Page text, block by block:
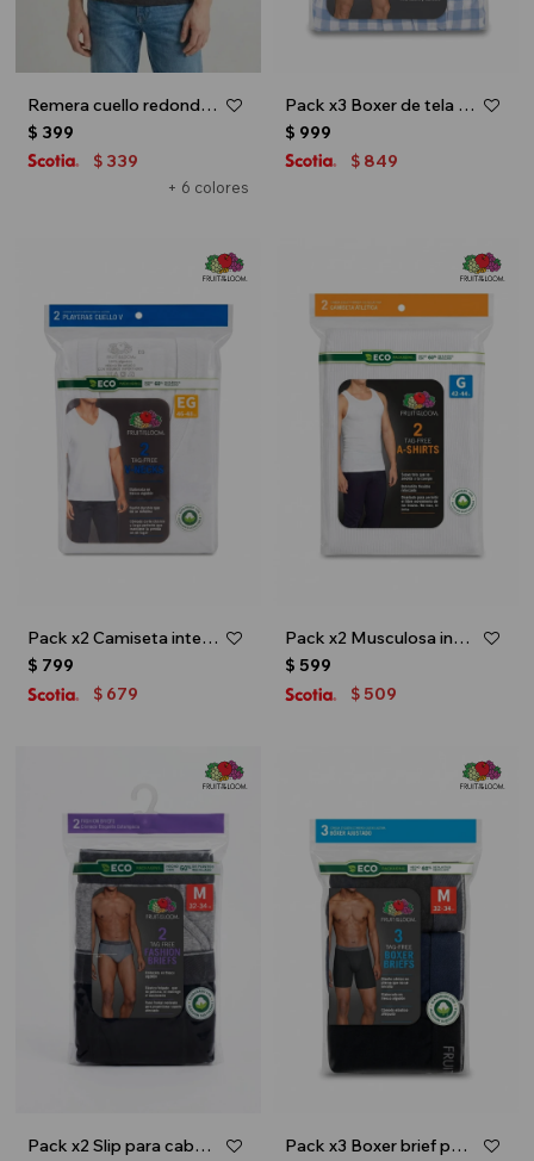
Remera cuello redondo ICONIC 150 - Gris melange oscuro
+ 6 colores
$ 399
$ 339
Pack x3 Boxer de tela para caballero - Multicolor
$ 999
$ 849
Pack x2 Camiseta interior escote V - caballero - Blanco
$ 799
$ 679
Pack x2 Musculosa interior para caballero - Blanco
$ 599
$ 509
Pack x2 Slip para caballero - Multicolor
Pack x3 Boxer brief para caballero - Negro